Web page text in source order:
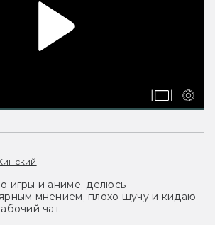
игры и аниме, делюсь
мнением, плохо шучу и кидаю
чат.